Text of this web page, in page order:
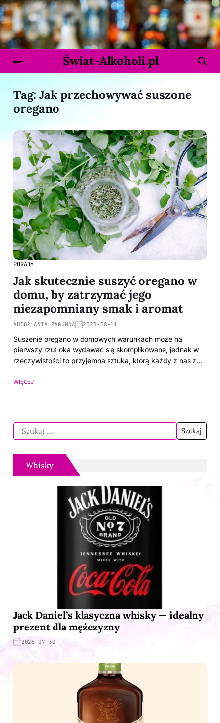
Świat-Alkoholi.pl
Tag: Jak przechowywać suszone
oregano
PORADY
Jak skutecznie suszyć oregano w
domu, by zatrzymać jego
niezapomniany smak i aromat
AUTOR: ANIA ZAGUMNA 2025-08-11
Suszenie oregano w domowych warunkach może na
pierwszy rzut oka wydawać się skomplikowane, jednak w
rzeczywistości to przyjemna sztuka, którą każdy z nas z…
WIĘCEJ
Whisky
Jack Daniel’s klasyczna whisky — idealny
prezent dla mężczyzny
2026-07-30